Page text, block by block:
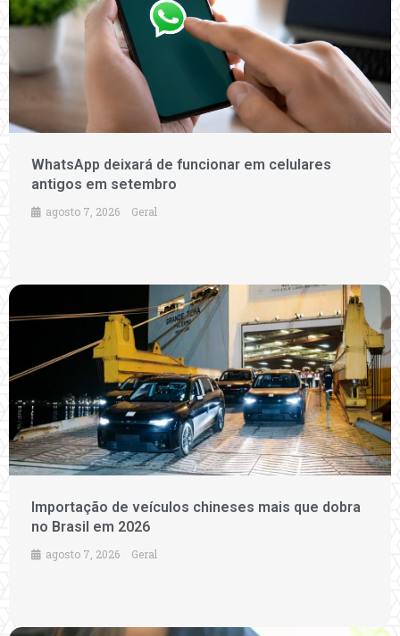
WhatsApp deixará de funcionar em celulares
antigos em setembro
agosto 7, 2026 Geral
Importação de veículos chineses mais que dobra
no Brasil em 2026
agosto 7, 2026 Geral